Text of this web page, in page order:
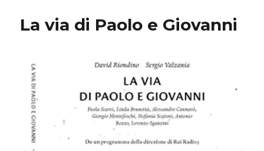
La via di Paolo e Giovanni